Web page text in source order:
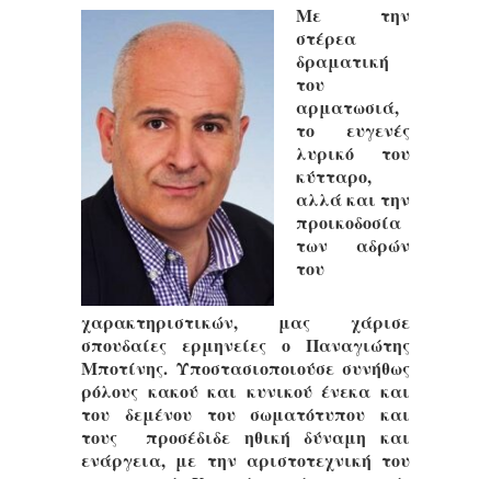
Με την
στέρεα
δραματική
του
αρματωσιά,
το ευγενές
λυρικό του
κύτταρο,
αλλά και την
προικοδοσία
των αδρών
του
χαρακτηριστικών, μας χάρισε
σπουδαίες ερμηνείες ο Παναγιώτης
Μποτίνης. Υποστασιοποιούσε συνήθως
ρόλους κακού και κυνικού ένεκα και
του δεμένου του σωματότυπου και
τους προσέδιδε ηθική δύναμη και
ενάργεια, με την αριστοτεχνική του